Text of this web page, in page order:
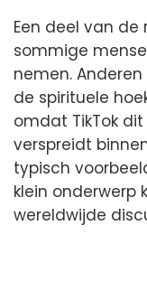
Een deel van
sommige
nemen.
de spirituele
omdat TikTok
verspreidt
typisch
klein onderwerp
wereldwijde